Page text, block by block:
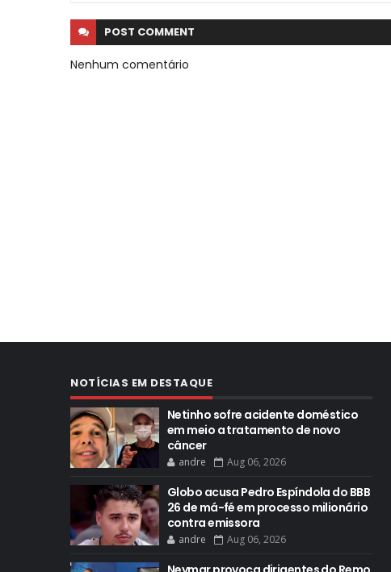
POST COMMENT
Nenhum comentário
NOTÍCIAS EM DESTAQUE
Netinho sofre acidente doméstico
em meio a tratamento de novo
câncer
andre Aug 06, 2026
Globo acusa Pedro Espíndola do BBB
26 de má-fé em processo milionário
contra emissora
andre Aug 06, 2026